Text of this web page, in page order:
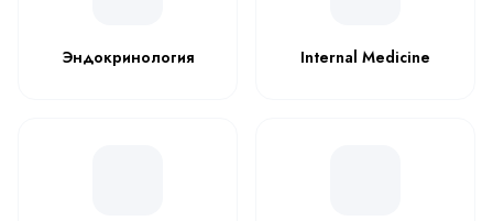
Эндокринология Internal Medicine